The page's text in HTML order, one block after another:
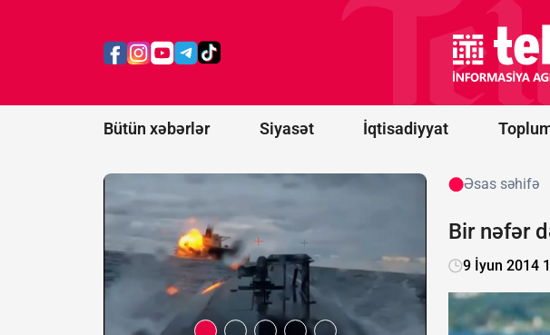
Bütün xəbərlər Siyasət İqtisadiyyat
daha 12
edildi
saatlıq
müzakirədən
sonra PKK
ilə bağlı
qanun
təsdiqləndi
Əsas səhifə
Bir nəfər
9 İyun 2014